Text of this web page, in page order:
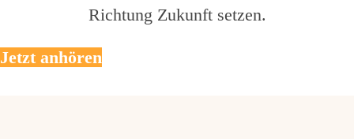
Richtung Zukunft setzen.
Jetzt anhören